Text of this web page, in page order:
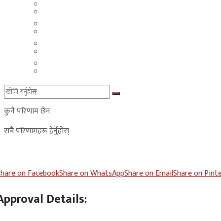
कुनै परिणाम छैन
सबै परिणामहरू हेर्नुहोस्
on FacebookShare on WhatsAppShare on EmailShare on
Details: